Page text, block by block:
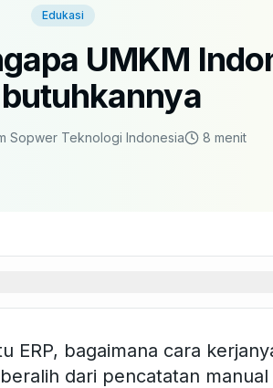
Edukasi
UMKM
Sopwer Teknologi Indonesia 8 menit
ERP, bagaimana cara
dari pencatatan manual